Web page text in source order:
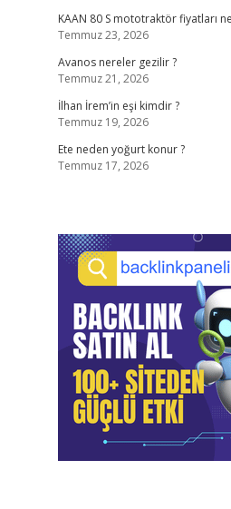
KAAN 80 S mototraktör fiyatları
Temmuz 23, 2026
Avanos nereler gezilir ?
Temmuz 21, 2026
İlhan İrem’in eşi kimdir ?
Temmuz 19, 2026
Ete neden yoğurt konur ?
Temmuz 17, 2026